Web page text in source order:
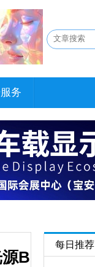
务
B
每日推荐